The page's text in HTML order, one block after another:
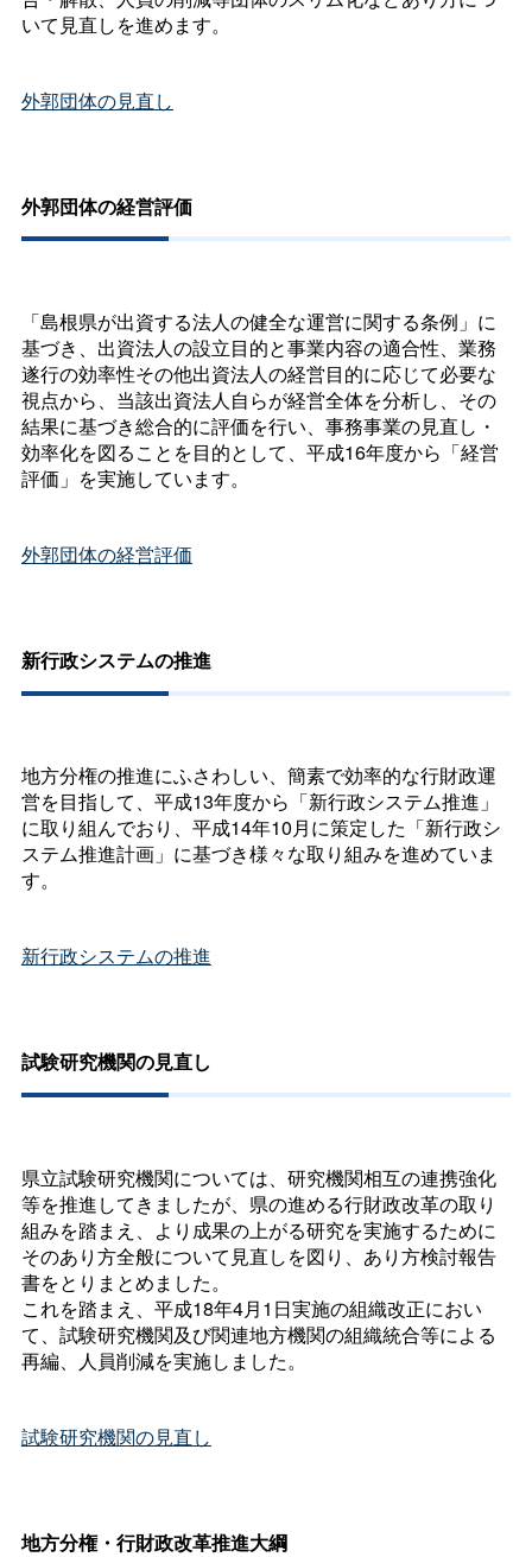
いて見直しを進めます。
外郭団体の見直し
外郭団体の経営評価
「島根県が出資する法人の健全な運営に関する条例」に
基づき、出資法人の設立目的と事業内容の適合性、業務
遂行の効率性その他出資法人の経営目的に応じて必要な
視点から、当該出資法人自らが経営全体を分析し、その
結果に基づき総合的に評価を行い、事務事業の見直し・
効率化を図ることを目的として、平成16年度から「経営
評価」を実施しています。
外郭団体の経営評価
新行政システムの推進
地方分権の推進にふさわしい、簡素で効率的な行財政運
営を目指して、平成13年度から「新行政システム推進」
に取り組んでおり、平成14年10月に策定した「新行政シ
ステム推進計画」に基づき様々な取り組みを進めていま
す。
新行政システムの推進
試験研究機関の見直し
県立試験研究機関については、研究機関相互の連携強化
等を推進してきましたが、県の進める行財政改革の取り
組みを踏まえ、より成果の上がる研究を実施するために
そのあり方全般について見直しを図り、あり方検討報告
書をとりまとめました。
これを踏まえ、平成18年4月1日実施の組織改正におい
て、試験研究機関及び関連地方機関の組織統合等による
再編、人員削減を実施しました。
試験研究機関の見直し
地方分権・行財政改革推進大綱